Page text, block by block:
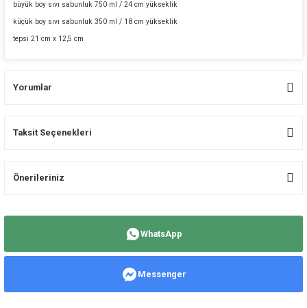
büyük boy sıvı sabunluk 750 ml / 24 cm yükseklik
küçük boy sıvı sabunluk 350 ml / 18 cm yükseklik
tepsi 21 cm x 12,5 cm
Yorumlar
Taksit Seçenekleri
Önerileriniz
Ürün resmi kalitesiz, bozuk veya görüntülenemiyor.
WhatsApp
Messenger